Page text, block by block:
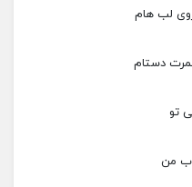
لب هام
دستام
تو
من